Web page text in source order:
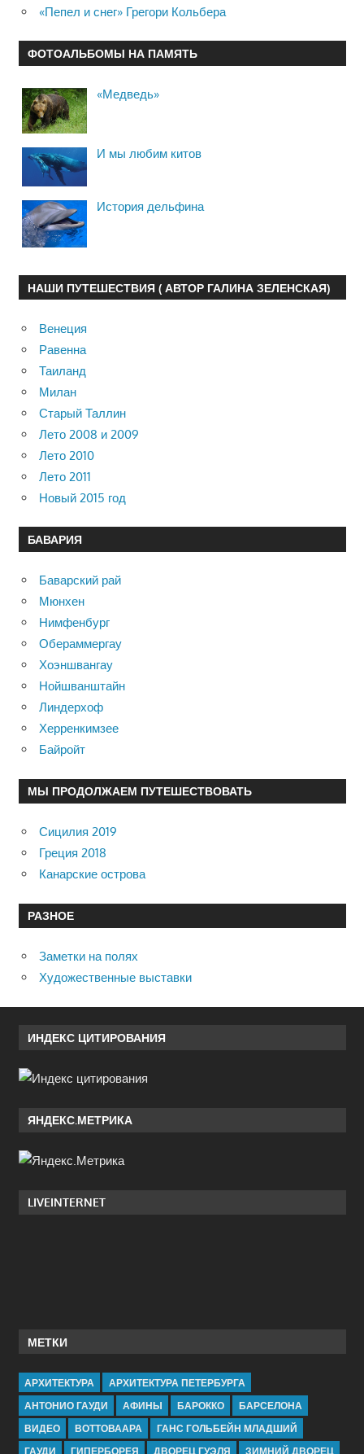
«Пепел и снег» Грегори Кольбера
ФОТОАЛЬБОМЫ НА ПАМЯТЬ
«Медведь»
И мы любим китов
История дельфина
НАШИ ПУТЕШЕСТВИЯ ( АВТОР ГАЛИНА ЗЕЛЕНСКАЯ)
Венеция
Равенна
Таиланд
Милан
Старый Таллин
Лето 2008 и 2009
Лето 2010
Лето 2011
Новый 2015 год
БАВАРИЯ
Баварский рай
Мюнхен
Нимфенбург
Обераммергау
Хоэншвангау
Нойшванштайн
Линдерхоф
Херренкимзее
Байройт
МЫ ПРОДОЛЖАЕМ ПУТЕШЕСТВОВАТЬ
Сицилия 2019
Греция 2018
Канарские острова
РАЗНОЕ
Заметки на полях
Художественные выставки
ИНДЕКС ЦИТИРОВАНИЯ
ЯНДЕКС.МЕТРИКА
LIVEINTERNET
МЕТКИ
АРХИТЕКТУРА
АРХИТЕКТУРА ПЕТЕРБУРГА
АНТОНИО ГАУДИ
АФИНЫ БАРОККО
БАРСЕЛОНА
ВИДЕО
ВОТТОВААРА
ГАНС ГОЛЬБЕЙН МЛАДШИЙ
ГАУДИ
ГИПЕРБОРЕЯ ДВОРЕЦ ГУЭЛЯ ЗИМНИЙ ДВОРЕЦ